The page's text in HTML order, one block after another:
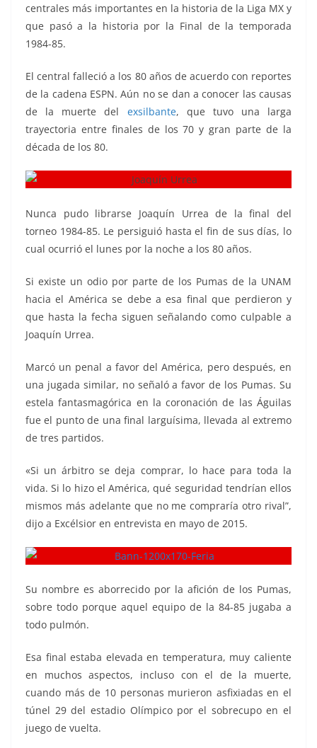
centrales más importantes en la historia de la Liga MX y
que pasó a la historia por la Final de la temporada
1984-85.
El central falleció a los 80 años de acuerdo con reportes
de la cadena ESPN. Aún no se dan a conocer las causas
de la muerte del exsilbante, que tuvo una larga
trayectoria entre finales de los 70 y gran parte de la
década de los 80.
Nunca pudo librarse Joaquín Urrea de la final del
torneo 1984-85. Le persiguió hasta el fin de sus días, lo
cual ocurrió el lunes por la noche a los 80 años.
Si existe un odio por parte de los Pumas de la UNAM
hacia el América se debe a esa final que perdieron y
que hasta la fecha siguen señalando como culpable a
Joaquín Urrea.
Marcó un penal a favor del América, pero después, en
una jugada similar, no señaló a favor de los Pumas. Su
estela fantasmagórica en la coronación de las Águilas
fue el punto de una final larguísima, llevada al extremo
de tres partidos.
«Si un árbitro se deja comprar, lo hace para toda la
vida. Si lo hizo el América, qué seguridad tendrían ellos
mismos más adelante que no me compraría otro rival”,
dijo a Excélsior en entrevista en mayo de 2015.
Su nombre es aborrecido por la afición de los Pumas,
sobre todo porque aquel equipo de la 84-85 jugaba a
todo pulmón.
Esa final estaba elevada en temperatura, muy caliente
en muchos aspectos, incluso con el de la muerte,
cuando más de 10 personas murieron asfixiadas en el
túnel 29 del estadio Olímpico por el sobrecupo en el
juego de vuelta.